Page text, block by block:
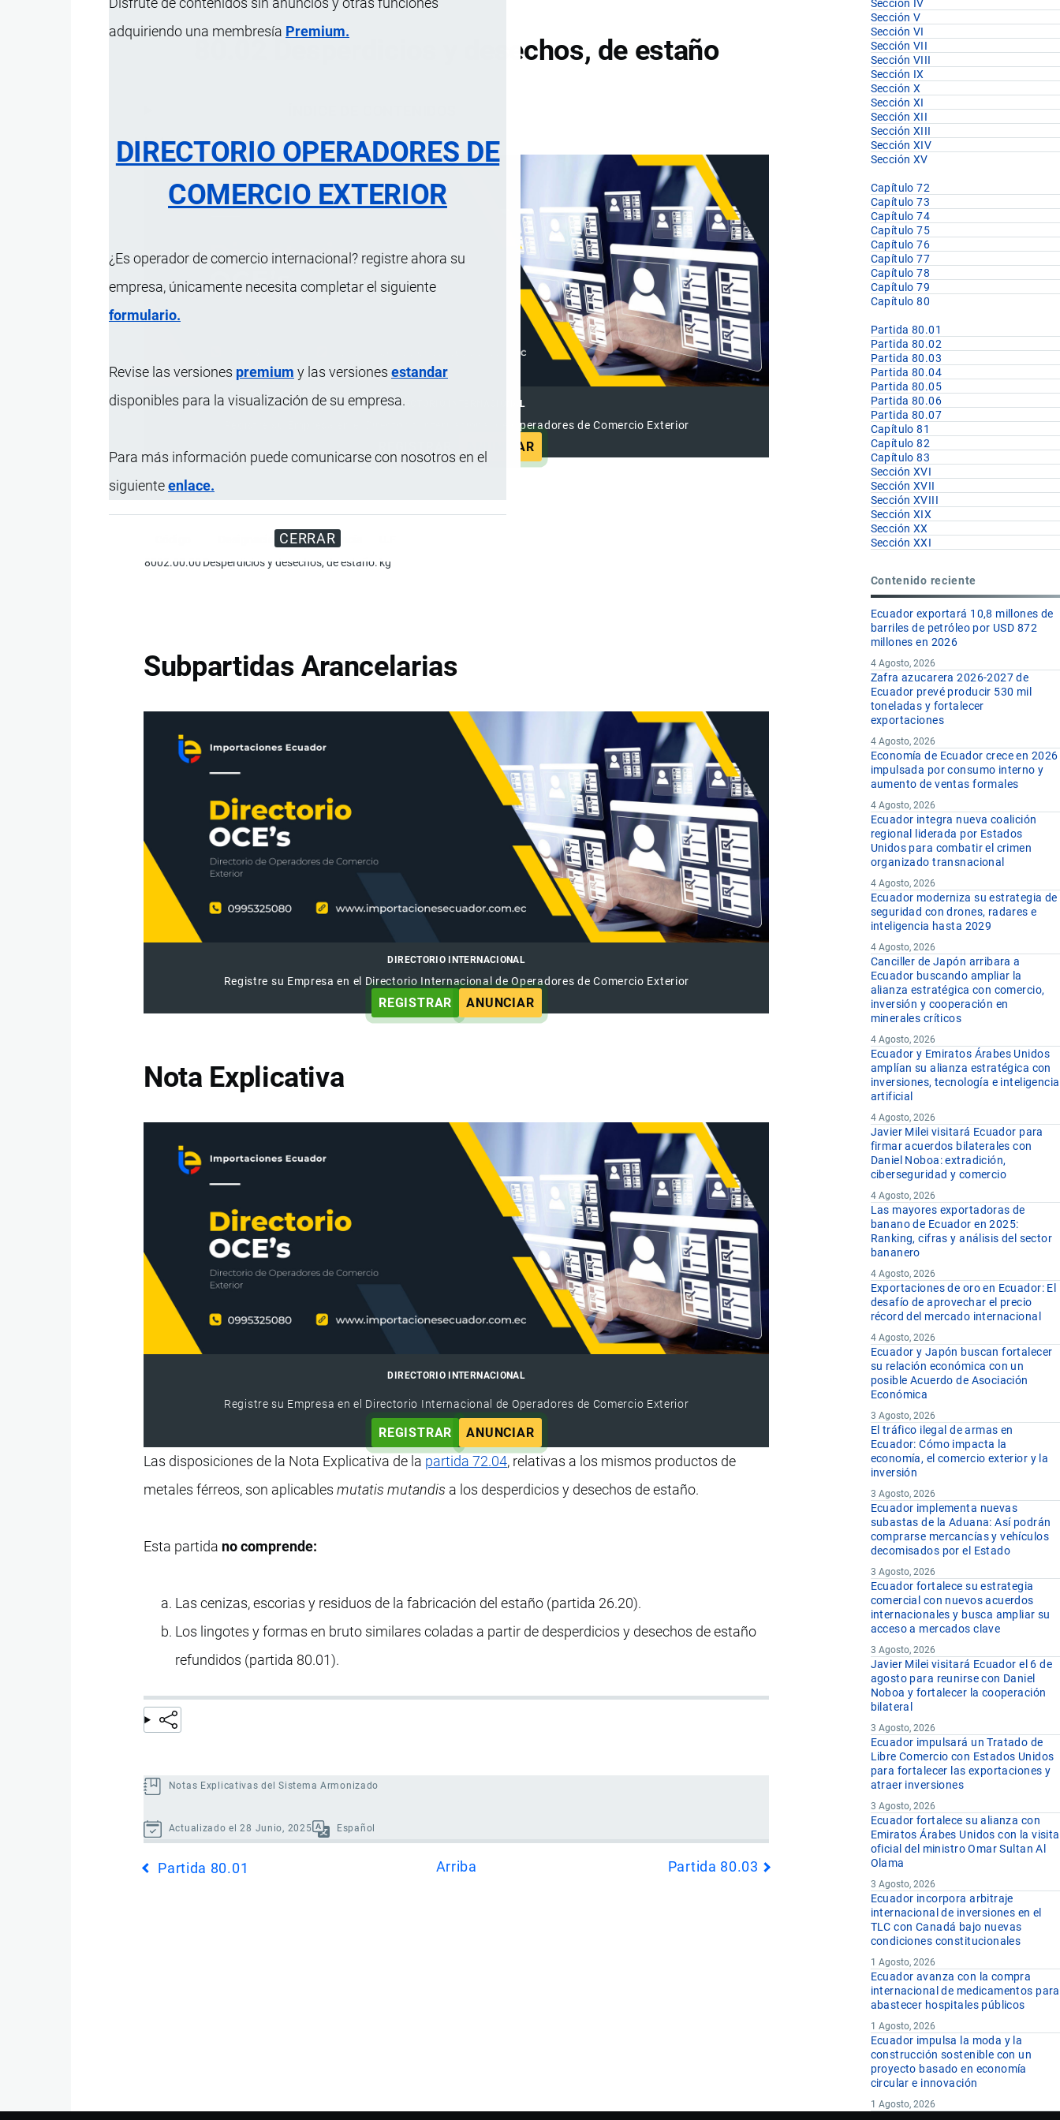
adquiriendo una membresía Premium.
DIRECTORIO OPERADORES DE
COMERCIO EXTERIOR
¿Es operador de comercio internacional? registre ahora su
empresa, únicamente necesita completar el siguiente
formulario.
Revise las versiones premium y las versiones estandar
disponibles para la visualización de su empresa.
Para más información puede comunicarse con nosotros en el
siguienteenlace.
CERRAR
80.02 Desperdicios y desechos, de estaño
DIRECTORIO INTERNACIONAL
Registre su Empresa en el Directorio Internacional de Operadores de Comercio Exterior
ANUNCIAR
Designación de la Mercancía
8002.00.00 Desperdicios y desechos, de estaño. kg
Subpartidas Arancelarias
DIRECTORIO INTERNACIONAL
Registre su Empresa en el Directorio Internacional de Operadores de Comercio Exterior
REGISTRAR ANUNCIAR
Nota Explicativa
DIRECTORIO INTERNACIONAL
Registre su Empresa en el Directorio Internacional de Operadores de Comercio Exterior
REGISTRAR ANUNCIAR
Las disposiciones de la Nota Explicativa de la partida 72.04, relativas a los mismos productos de
metales férreos, son aplicablesmutatis mutandis a los desperdicios y desechos de estaño.
Esta partida no comprende:
Las cenizas, escorias y residuos de la fabricación del estaño (partida 26.20).
Los lingotes y formas en bruto similares coladas a partir de desperdicios y desechos de estaño
refundidos (partida 80.01).
Notas Explicativas del Sistema Armonizado
Actualizado el 28 Junio, 2025 Español
transversales
Partida 80.01 Arriba Partida 80.03
Sección IV
Sección V
Sección VI
Sección VII
Sección VIII
Sección IX
Sección X
Sección XI
Sección XII
Sección XIII
Sección XIV
Sección XV
Capítulo 72
Capítulo 73
Capítulo 74
Capítulo 75
Capítulo 76
Capítulo 77
Capítulo 78
Capítulo 79
Capítulo 80
Partida 80.01
Partida 80.02
Partida 80.03
Partida 80.04
Partida 80.05
Partida 80.06
Partida 80.07
Capítulo 81
Capítulo 82
Capítulo 83
Sección XVI
Sección XVII
Sección XVIII
Sección XIX
Sección XX
Sección XXI
Contenido reciente
Ecuador exportará 10,8 millones de
barriles de petróleo por USD 872
millones en 2026
4 Agosto, 2026
Zafra azucarera 2026-2027 de
Ecuador prevé producir 530 mil
toneladas y fortalecer
exportaciones
4 Agosto, 2026
Economía de Ecuador crece en 2026
impulsada por consumo interno y
aumento de ventas formales
4 Agosto, 2026
Ecuador integra nueva coalición
regional liderada por Estados
Unidos para combatir el crimen
organizado transnacional
4 Agosto, 2026
Ecuador moderniza su estrategia de
seguridad con drones, radares e
inteligencia hasta 2029
4 Agosto, 2026
Canciller de Japón arribara a
Ecuador buscando ampliar la
alianza estratégica con comercio,
inversión y cooperación en
minerales críticos
4 Agosto, 2026
Ecuador y Emiratos Árabes Unidos
amplían su alianza estratégica con
inversiones, tecnología e inteligencia
artificial
4 Agosto, 2026
Javier Milei visitará Ecuador para
firmar acuerdos bilaterales con
Daniel Noboa: extradición,
ciberseguridad y comercio
4 Agosto, 2026
Las mayores exportadoras de
banano de Ecuador en 2025:
Ranking, cifras y análisis del sector
bananero
4 Agosto, 2026
Exportaciones de oro en Ecuador: El
desafío de aprovechar el precio
récord del mercado internacional
4 Agosto, 2026
Ecuador y Japón buscan fortalecer
su relación económica con un
posible Acuerdo de Asociación
Económica
3 Agosto, 2026
El tráfico ilegal de armas en
Ecuador: Cómo impacta la
economía, el comercio exterior y la
inversión
3 Agosto, 2026
Ecuador implementa nuevas
subastas de la Aduana: Así podrán
comprarse mercancías y vehículos
decomisados por el Estado
3 Agosto, 2026
Ecuador fortalece su estrategia
comercial con nuevos acuerdos
internacionales y busca ampliar su
acceso a mercados clave
3 Agosto, 2026
Javier Milei visitará Ecuador el 6 de
agosto para reunirse con Daniel
Noboa y fortalecer la cooperación
bilateral
3 Agosto, 2026
Ecuador impulsará un Tratado de
Libre Comercio con Estados Unidos
para fortalecer las exportaciones y
atraer inversiones
3 Agosto, 2026
Ecuador fortalece su alianza con
Emiratos Árabes Unidos con la visita
oficial del ministro Omar Sultan Al
Olama
3 Agosto, 2026
Ecuador incorpora arbitraje
internacional de inversiones en el
TLC con Canadá bajo nuevas
condiciones constitucionales
1 Agosto, 2026
Ecuador avanza con la compra
internacional de medicamentos para
abastecer hospitales públicos
1 Agosto, 2026
Ecuador impulsa la moda y la
construcción sostenible con un
proyecto basado en economía
circular e innovación
1 Agosto, 2026